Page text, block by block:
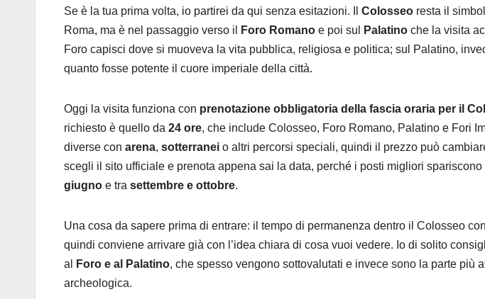
Se è la tua prima volta, io partirei da qui senza esitazioni. Il Colosseo resta il
Roma, ma è nel passaggio verso il
Foro Romano e poi sul Palatino che la visita
Foro capisci dove si muoveva la vita pubblica, religiosa e politica; sul Palatino,
quanto fosse potente il cuore imperiale della città.
Oggi la visita funziona con prenotazione obbligatoria della fascia oraria per il
richiesto è quello da 24 ore, che include Colosseo, Foro Romano, Palatino e Fori
diverse con arena, sotterranei o altri percorsi speciali, quindi il prezzo può
scegli il sito ufficiale e prenota appena sai la data, perché i posti migliori spariscono
giugno e tra settembre e ottobre.
Una cosa da sapere prima di entrare: il tempo di permanenza dentro il Colosseo
quindi conviene arrivare già con l’idea chiara di cosa vuoi vedere. Io di solito
al
Foro e al Palatino, che spesso vengono sottovalutati e invece sono la parte più
archeologica.